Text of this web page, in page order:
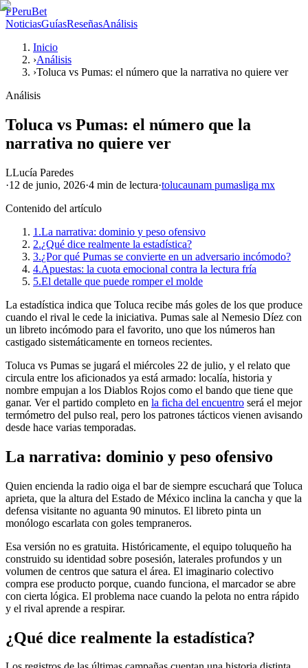
PPeruBet
NoticiasGuíasReseñasAnálisis
Inicio
›Análisis
›Toluca vs Pumas: el número que la narrativa no quiere ver
Análisis
Toluca vs Pumas: el número que la
narrativa no quiere ver
LLucía Paredes
·12 de junio, 2026·4 min de lectura·tolucaunam pumasliga mx
Contenido del artículo
1.La narrativa: dominio y peso ofensivo
2.¿Qué dice realmente la estadística?
3.¿Por qué Pumas se convierte en un adversario incómodo?
4.Apuestas: la cuota emocional contra la lectura fría
5.El detalle que puede romper el molde
La estadística indica que Toluca recibe más goles de los que produce
cuando el rival le cede la iniciativa. Pumas sale al Nemesio Díez con
un libreto incómodo para el favorito, uno que los números han
castigado sistemáticamente en torneos recientes.
Toluca vs Pumas se jugará el miércoles 22 de julio, y el relato que
circula entre los aficionados ya está armado: localía, historia y
nombre empujan a los Diablos Rojos como el bando que tiene que
ganar. Ver el partido completo en la ficha del encuentro será el mejor
termómetro del pulso real, pero los patrones tácticos vienen avisando
desde hace varias temporadas.
La narrativa: dominio y peso ofensivo
Quien encienda la radio oiga el bar de siempre escuchará que Toluca
aprieta, que la altura del Estado de México inclina la cancha y que la
defensa visitante no aguanta 90 minutos. El libreto pinta un
monólogo escarlata con goles tempraneros.
Esa versión no es gratuita. Históricamente, el equipo toluqueño ha
construido su identidad sobre posesión, laterales profundos y un
volumen de centros que satura el área. El imaginario colectivo
compra ese producto porque, cuando funciona, el marcador se abre
con cierta lógica. El problema nace cuando la pelota no entra rápido
y el rival aprende a respirar.
¿Qué dice realmente la estadística?